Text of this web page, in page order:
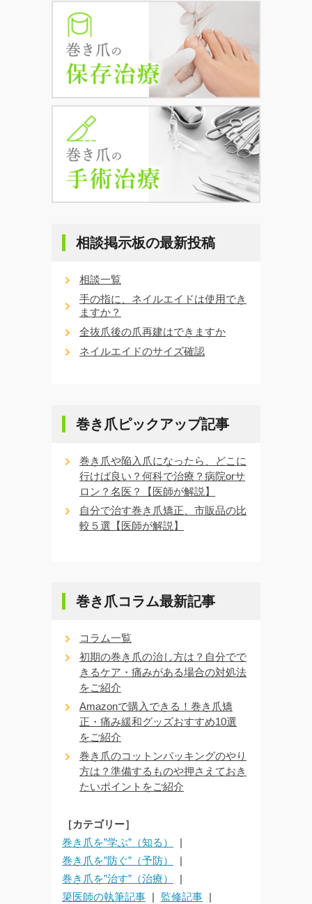
相談掲示板の最新投稿
相談一覧
手の指に、ネイルエイドは使用でき
ますか？
全抜爪後の爪再建はできますか
ネイルエイドのサイズ確認
巻き爪ピックアップ記事
巻き爪や陥入爪になったら、どこに
行けば良い？何科で治療？病院orサ
ロン？名医？【医師が解説】
自分で治す巻き爪矯正、市販品の比
較５選【医師が解説】
巻き爪コラム最新記事
コラム一覧
初期の巻き爪の治し方は？自分でで
きるケア・痛みがある場合の対処法
をご紹介
Amazonで購入できる！巻き爪矯
正・痛み緩和グッズおすすめ10選
をご紹介
巻き爪のコットンパッキングのやり
方は？準備するものや押さえておき
たいポイントをご紹介
［カテゴリー］
巻き爪を”学ぶ”（知る）
巻き爪を”防ぐ”（予防）
巻き爪を”治す”（治療）
簗医師の執筆記事
監修記事